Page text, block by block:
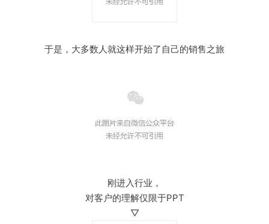
于是，大多数人就这样开始了自己的销售之旅
刚进入行业，
对客户的理解仅限于PPT
▽